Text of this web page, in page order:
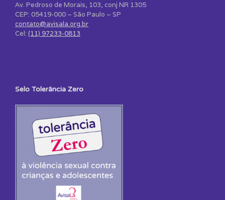
Av. Pedroso de Morais, 103, conj NR 1305
CEP: 05419-000 – São Paulo – SP
contato@avisala.org.br
Cel: (11) 97233-0813
Selo Tolerância Zero